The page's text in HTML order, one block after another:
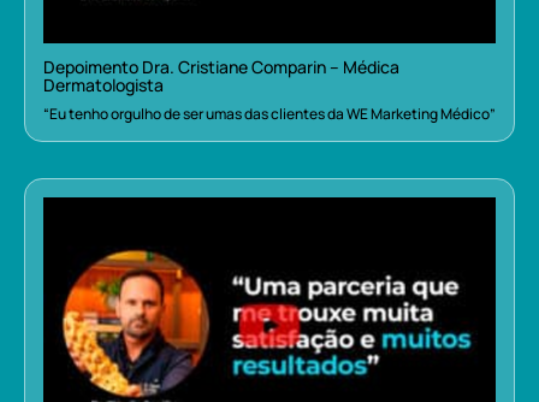
Depoimento Dra. Cristiane Comparin – Médica
Dermatologista
“Eu tenho orgulho de ser umas das clientes da WE Marketing Médico”